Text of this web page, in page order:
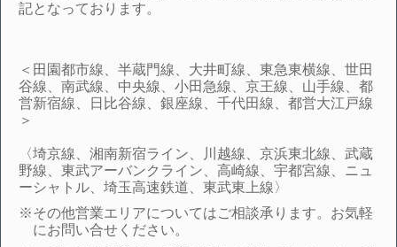
記となっております。
＜田園都市線、半蔵門線、大井町線、東急東横線、世田
谷線、南武線、中央線、小田急線、京王線、山手線、都
営新宿線、日比谷線、銀座線、千代田線、都営大江戸線
＞
〈埼京線、湘南新宿ライン、川越線、京浜東北線、武蔵
野線、東武アーバンクライン、高崎線、宇都宮線、ニュ
ーシャトル、埼玉高速鉄道、東武東上線〉
※その他営業エリアについてはご相談承ります。お気軽
にお問い合せください。